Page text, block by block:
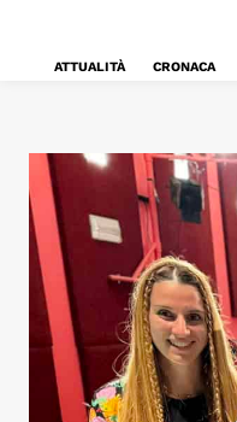
ATTUALITÀ CRONACA